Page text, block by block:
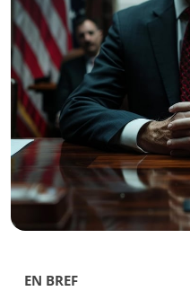
EN BREF